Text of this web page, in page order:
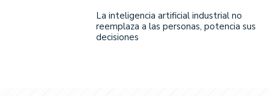
La inteligencia artificial industrial no
reemplaza a las personas, potencia sus
decisiones